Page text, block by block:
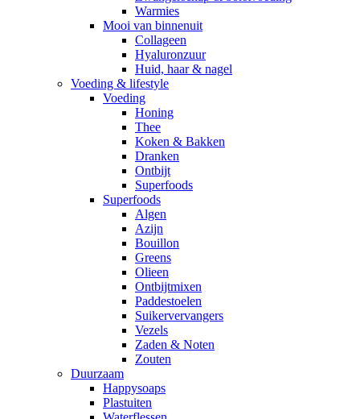
Warmies
Mooi van binnenuit
Collageen
Hyaluronzuur
Huid, haar & nagel
Voeding & lifestyle
Voeding
Honing
Thee
Koken & Bakken
Dranken
Ontbijt
Superfoods
Superfoods
Algen
Azijn
Bouillon
Greens
Olieen
Ontbijtmixen
Paddestoelen
Suikervervangers
Vezels
Zaden & Noten
Zouten
Duurzaam
Happysoaps
Plastuiten